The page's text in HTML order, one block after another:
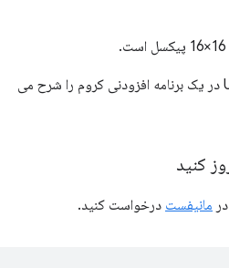
مراحل زیر نحوه ساخت این URL در یک برنامه افزودنی کروم را شرح می
در مانیفست درخواست کنید.